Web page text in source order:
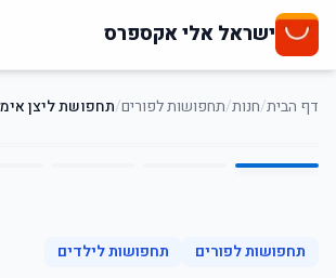
ישראל אלי אקספרס
דף הבית/חנות/תחפושות לפורים/תחפושת ליצן
1
/
5
תחפושות לפורים תחפושות לילדים